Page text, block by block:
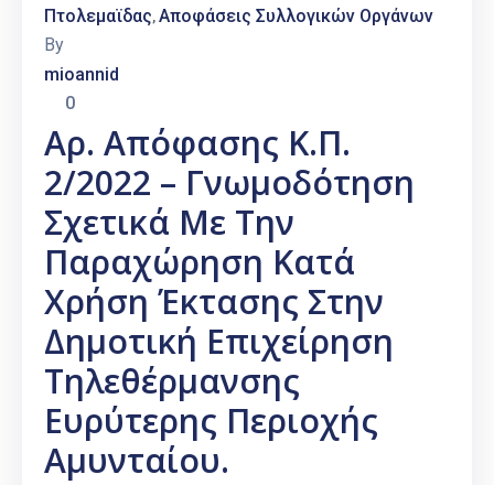
Πτολεμαϊδας‚Αποφάσεις Συλλογικών Οργάνων
By
mioannid
0
Αρ. Απόφασης Κ.Π.
2/2022 – Γνωμοδότηση
Σχετικά Με Την
Παραχώρηση Κατά
Χρήση Έκτασης Στην
Δημοτική Επιχείρηση
Τηλεθέρμανσης
Ευρύτερης Περιοχής
Αμυνταίου.